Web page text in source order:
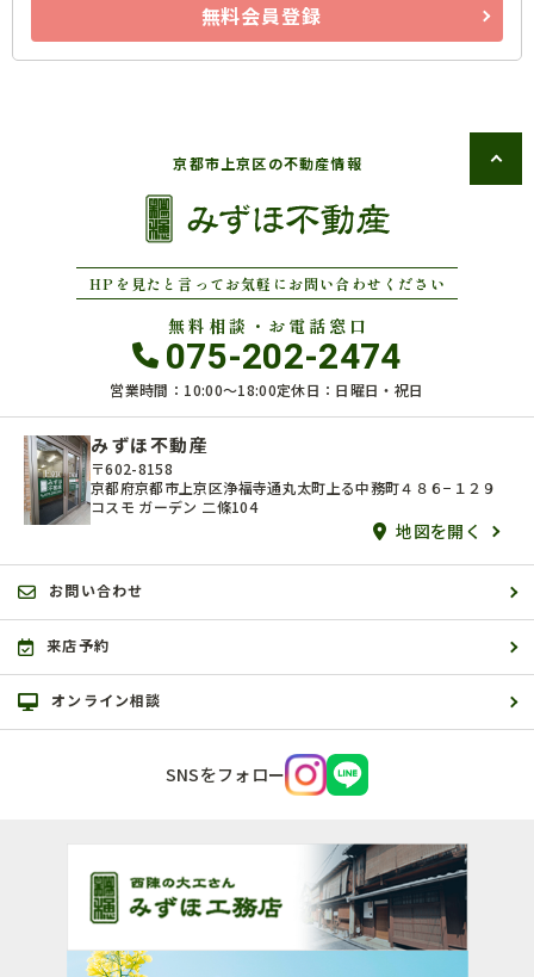
無料会員登録
京都市上京区の不動産情報
HPを見たと言ってお気軽にお問い合わせください
無料相談・お電話窓口
075-202-2474
営業時間：10:00〜18:00定休日：日曜日・祝日
みずほ不動産
〒602-8158
京都府京都市上京区浄福寺通丸太町上る中務町４８６−１２９
コスモ ガーデン 二條104
地図を開く
お問い合わせ
来店予約
オンライン相談
SNSをフォロー